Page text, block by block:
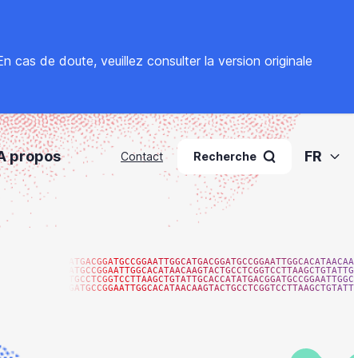
cas de doute, veuillez consulter la version originale
propos Contact Recherche FR